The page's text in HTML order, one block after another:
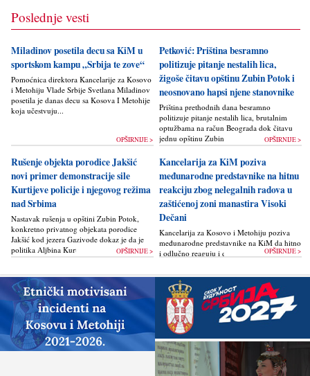
Poslednje vesti
Miladinov posetila decu sa KiM u
sportskom kampu „Srbija te zove“
Pomoćnica direktora Kancelarije za Kosovo
i Metohiju Vlade Srbije Svetlana Miladinov
posetila je danas decu sa Kosova I Metohije
koja učestvuju...
OPŠIRNIJE >
Petković: Priština besramno
politizuje pitanje nestalih lica,
žigoše čitavu opštinu Zubin Potok i
neosnovano hapsi njene stanovnike
Priština prethodnih dana besramno
politizuje pitanje nestalih lica, brutalnim
optužbama na račun Beograda dok čitavu
jednu opštinu Zubin Potok žigoše...OPŠIRNIJE >
Rušenje objekta porodice Jakšić
novi primer demonstracije sile
Kurtijeve policije i njegovog režima
nad Srbima
Nastavak rušenja u opštini Zubin Potok,
konkretno privatnog objekata porodice
Jakšić kod jezera Gazivode dokaz je da je
politika Alјbina Kurtija...
OPŠIRNIJE >
Kancelarija za KiM poziva
međunarodne predstavnike na hitnu
reakciju zbog nelegalnih radova u
zaštićenoj zoni manastira Visoki
Dečani
Kancelarija za Kosovo i Metohiju poziva
međunarodne predstavnike na KiM da hitno
i odlučno reaguju i da bez odlaganja
građevinskih...
OPŠIRNIJE >